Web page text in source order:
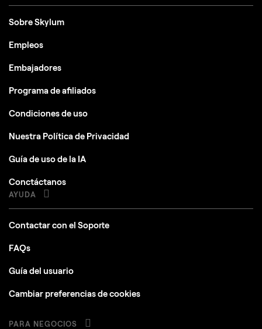
Sobre Skylum
Empleos
Embajadores
Programa de afiliados
Condiciones de uso
Nuestra Política de Privacidad
Guía de uso de la IA
Conctáctanos
AYUDA
Contactar con el Soporte
FAQs
Guía del usuario
Cambiar preferencias de cookies
PARA NEGOCIOS